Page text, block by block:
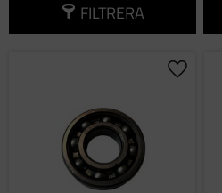
FILTRERA
Lägg